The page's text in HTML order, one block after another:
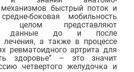
механизмов быстрый поток и
боковая мобильность
целом представляют
данные до и после
лечения, а также в процессе
ревматоидного артрита для
здоровье” – это значит
четвертого желудочка и